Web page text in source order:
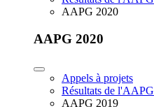
AAPG 2020
AAPG 2020
Appels à projets
Résultats de l'AAPG
AAPG 2019